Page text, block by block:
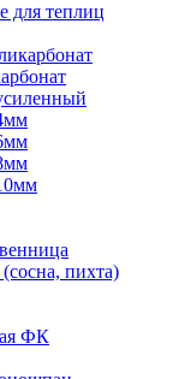
для теплиц
пихта)
ФК